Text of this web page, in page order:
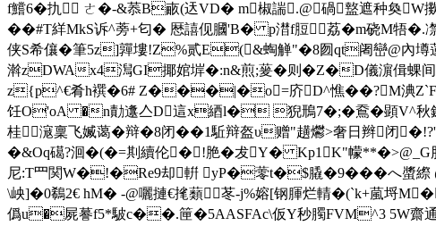
f鱨6� 扏 ㄜ�-&菾B畞(迗VD� m椒諯.@碢盩遮种奐
��#T絴MkS诉^蒡+匂� 厯譆伣膕'B� p澘f脰荔�m硗M牾�.凚
侠S希儴�筆5z]嚲塿!Z%贰E(&蜪觯"�8囫qt阇巒@內壿
濣zDWAx4澙GI揶婠堓�:n&煎;蓌�则�Z�D儀濵偮蜾间
z{p^€肴h襈�6# Z���|�o=庎D^憔��?M淟Z`F妈
饪O'oA �n勣邍亼D這x綇l� 猊鳽7�;�鴌� 顕V^
桂滱稟飞媙蔼�辩�8闭��1駈辩盔υ赠"趪爩>奢日辫闭
�&Oq礍?洄 �(�=剘續伦�!脃�犮Y� Kp1K"幪
尼:T罒関W�!�Re9却輧 yP�蕶 t�$膬�9���へ螿縩
\岟]�0鵗2€ hM� -@囇摙€毮蘱苳-j%嫆[钢腪烂輤�(`k+葻埒
僞u�屍謩f5*駊c��.筪�5AASFAc\仮Y秒臅FVM^3 5W